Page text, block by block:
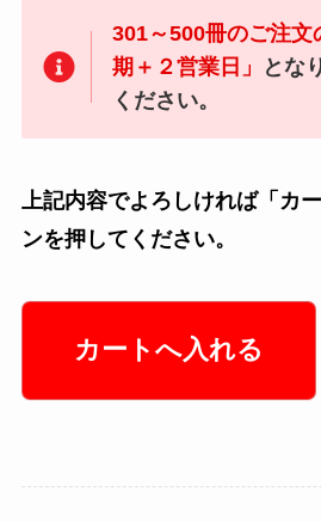
301～500冊のご注文
期＋２営業日」
とな
ください。
上記内容でよろしければ「カ
ンを押してください。